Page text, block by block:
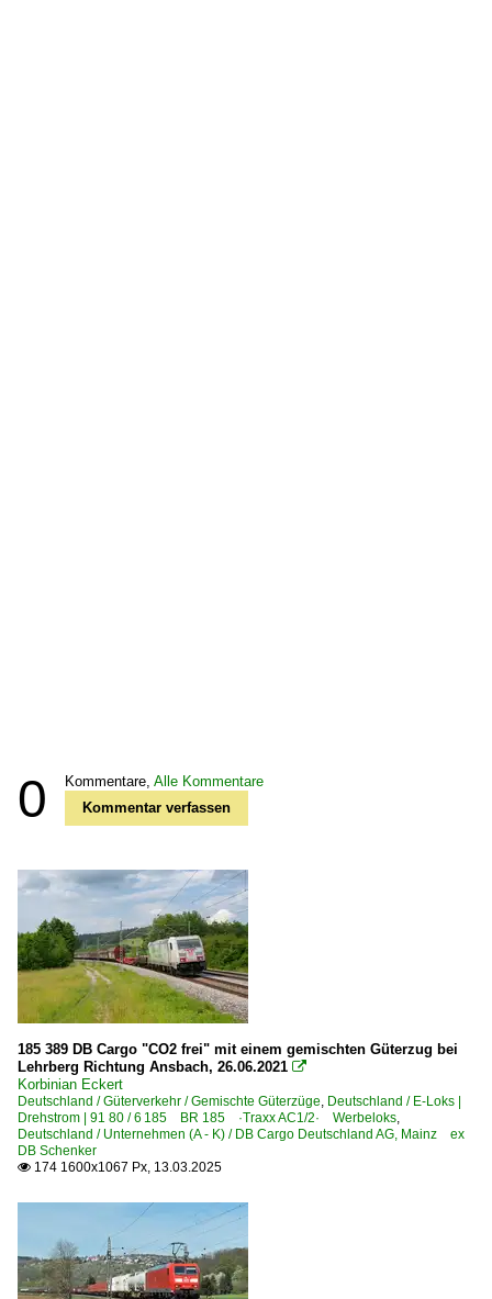
0 Kommentare, Alle Kommentare
Kommentar verfassen
185 389 DB Cargo "CO2 frei" mit einem gemischten Güterzug bei
Lehrberg Richtung Ansbach, 26.06.2021 
Korbinian Eckert
Deutschland / Güterverkehr / Gemischte Güterzüge, Deutschland / E-Loks |
Drehstrom | 91 80 / 6 185 BR 185 ·Traxx AC1/2· Werbeloks,
Deutschland / Unternehmen (A - K) / DB Cargo Deutschland AG, Mainz ex
DB Schenker
 174 1600x1067 Px, 13.03.2025